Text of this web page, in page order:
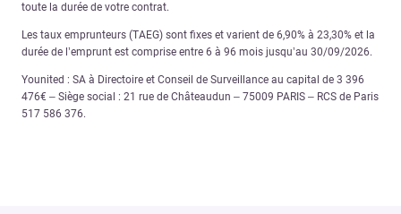
toute la durée de votre contrat.
Les taux emprunteurs (TAEG) sont fixes et varient de 6,90% à 23,30% et la
durée de l’emprunt est comprise entre 6 à 96 mois jusqu’au 30/09/2026.
Younited : SA à Directoire et Conseil de Surveillance au capital de 3 396
476€ – Siège social : 21 rue de Châteaudun – 75009 PARIS – RCS de Paris
517 586 376.